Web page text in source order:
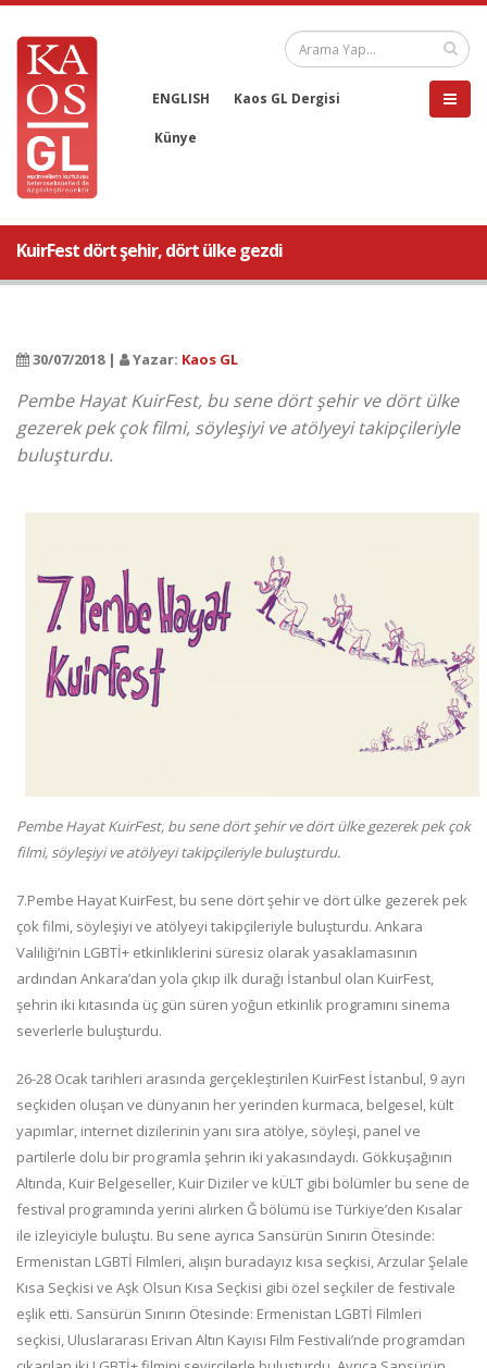
ENGLISH Kaos GL Dergisi
Künye
KuirFest dört şehir, dört ülke gezdi
30/07/2018 | Yazar: Kaos GL
Pembe Hayat KuirFest, bu sene dört şehir ve dört ülke
gezerek pek çok filmi, söyleşiyi ve atölyeyi takipçileriyle
buluşturdu.
Pembe Hayat KuirFest, bu sene dört şehir ve dört ülke gezerek pek çok
filmi, söyleşiyi ve atölyeyi takipçileriyle buluşturdu.
7.Pembe Hayat KuirFest, bu sene dört şehir ve dört ülke gezerek pek
çok filmi, söyleşiyi ve atölyeyi takipçileriyle buluşturdu. Ankara
Valiliği’nin LGBTİ+ etkinliklerini süresiz olarak yasaklamasının
ardından Ankara’dan yola çıkıp ilk durağı İstanbul olan KuirFest,
şehrin iki kıtasında üç gün süren yoğun etkinlik programını sinema
severlerle buluşturdu.
26-28 Ocak tarihleri arasında gerçekleştirilen KuirFest İstanbul, 9 ayrı
seçkiden oluşan ve dünyanın her yerinden kurmaca, belgesel, kült
yapımlar, internet dizilerinin yanı sıra atölye, söyleşi, panel ve
partilerle dolu bir programla şehrin iki yakasındaydı. Gökkuşağının
Altında, Kuir Belgeseller, Kuir Diziler ve kÜLT gibi bölümler bu sene de
festival programında yerini alırken Ğ bölümü ise Türkiye’den Kısalar
ile izleyiciyle buluştu. Bu sene ayrıca Sansürün Sınırın Ötesinde:
Ermenistan LGBTİ Filmleri, alışın buradayız kısa seçkisi, Arzular Şelale
Kısa Seçkisi ve Aşk Olsun Kısa Seçkisi gibi özel seçkiler de festivale
eşlik etti. Sansürün Sınırın Ötesinde: Ermenistan LGBTİ Filmleri
seçkisi, Uluslararası Erivan Altın Kayısı Film Festivali’nde programdan